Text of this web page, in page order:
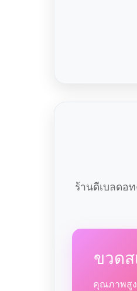
ร้านดีเบลดอ
ขวดส
คุณภาพสู